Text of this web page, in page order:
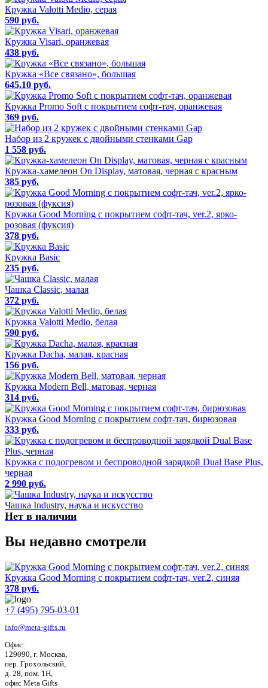
Кружка Valotti Medio, серая
590 руб.
Кружка Visari, оранжевая
438 руб.
Кружка «Все связано», большая
645.10 руб.
Кружка Promo Soft c покрытием софт-тач, оранжевая
369 руб.
Набор из 2 кружек с двойными стенками Gap
1 558 руб.
Кружка-хамелеон On Display, матовая, черная с красным
385 руб.
Кружка Good Morning с покрытием софт-тач, ver.2, ярко-
розовая (фуксия)
378 руб.
Кружка Basic
235 руб.
Чашка Classic, малая
372 руб.
Кружка Valotti Medio, белая
590 руб.
Кружка Dacha, малая, красная
156 руб.
Кружка Modern Bell, матовая, черная
314 руб.
Кружка Good Morning с покрытием софт-тач, бирюзовая
333 руб.
Кружка с подогревом и беспроводной зарядкой Dual Base Plus,
черная
2 990 руб.
Чашка Industry, наука и искусство
Нет в наличии
Вы недавно смотрели
Кружка Good Morning с покрытием софт-тач, ver.2, синяя
378 руб.
+7 (495) 795-03-01
info@meta-gifts.ru
Офис:
129090, г. Москва,
пер. Грохольский,
д. 28, пом. 1Н,
офис Meta Gifts